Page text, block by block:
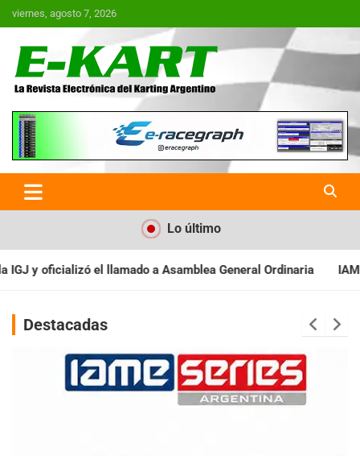
Saltar
al
viernes, agosto 7, 2026
E-Kart.com.ar | La Revista
Electrónica del Karting en
Argentina
Lo último
General Ordinaria IAME SERIES ARGENTINA:
Destacadas